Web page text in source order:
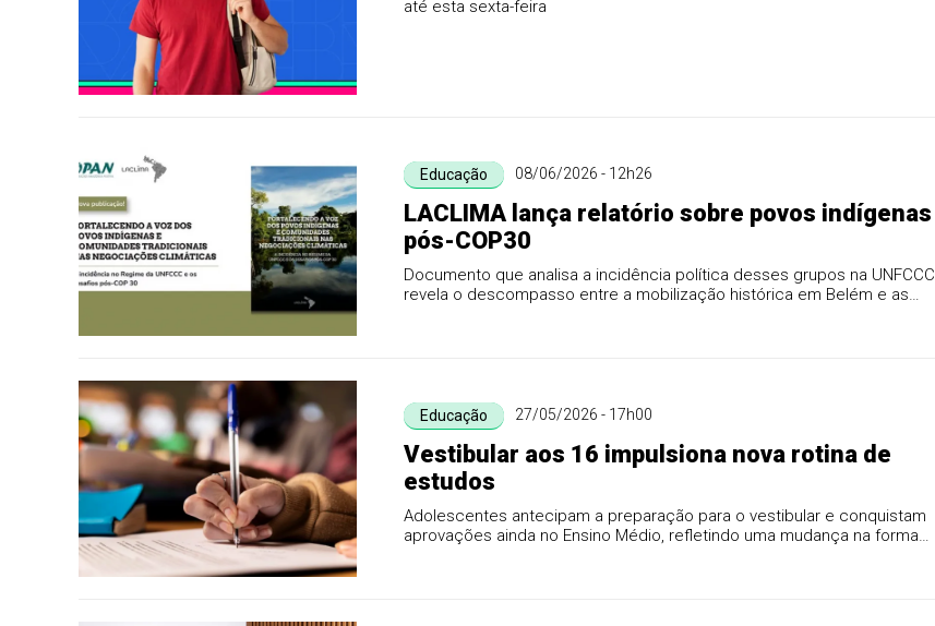
até esta sexta-feira
Educação 08/06/2026 - 12h26
LACLIMA lança relatório sobre povos indígenas
pós-COP30
Documento que analisa a incidência política desses grupos na UNFCCC
revela o descompasso entre a mobilização histórica em Belém e as
Educação 27/05/2026 - 17h00
Vestibular aos 16 impulsiona nova rotina de
estudos
Adolescentes antecipam a preparação para o vestibular e conquistam
aprovações ainda no Ensino Médio, refletindo uma mudança na forma